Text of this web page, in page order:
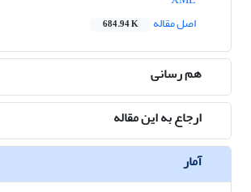
اصل مقاله
684.94 K
هم رسانی
ارجاع به این مقاله
آمار